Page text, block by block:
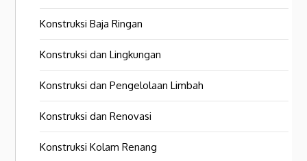
Konstruksi Baja Ringan
Konstruksi dan Lingkungan
Konstruksi dan Pengelolaan Limbah
Konstruksi dan Renovasi
Konstruksi Kolam Renang